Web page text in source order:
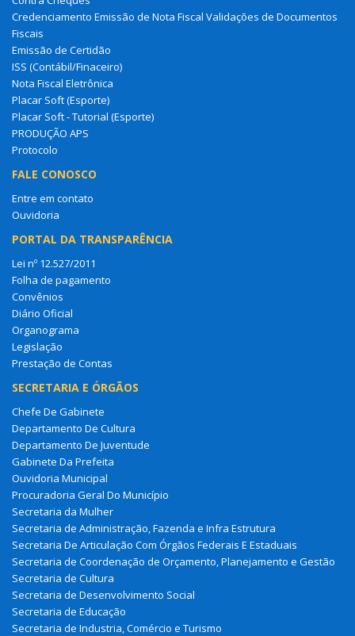
Credenciamento Emissão de Nota Fiscal Validações de Documentos
Fiscais
Emissão de Certidão
ISS (Contábil/Finaceiro)
Nota Fiscal Eletrônica
Placar Soft (Esporte)
Placar Soft - Tutorial (Esporte)
PRODUÇÃO APS
Protocolo
FALE CONOSCO
Entre em contato
Ouvidoria
PORTAL DA TRANSPARÊNCIA
Lei nº 12.527/2011
Folha de pagamento
Convênios
Diário Oficial
Organograma
Legislação
Prestação de Contas
SECRETARIA E ÓRGÃOS
Chefe De Gabinete
Departamento De Cultura
Departamento De Juventude
Gabinete Da Prefeita
Ouvidoria Municipal
Procuradoria Geral Do Município
Secretaria da Mulher
Secretaria de Administração, Fazenda e Infra Estrutura
Secretaria De Articulação Com Órgãos Federais E Estaduais
Secretaria de Coordenação de Orçamento, Planejamento e Gestão
Secretaria de Cultura
Secretaria de Desenvolvimento Social
Secretaria de Educação
Secretaria de Industria, Comércio e Turismo